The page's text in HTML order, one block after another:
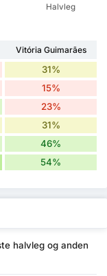
Halvleg
Vitória Guimarães
31%
15%
23%
31%
46%
54%
halvleg og anden